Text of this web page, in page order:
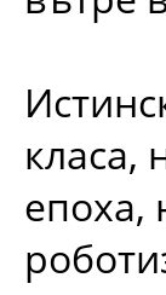
класа,
епоха,